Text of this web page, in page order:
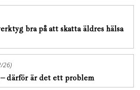
bra på att skatta äldres hälsa
26)
därför är det ett problem